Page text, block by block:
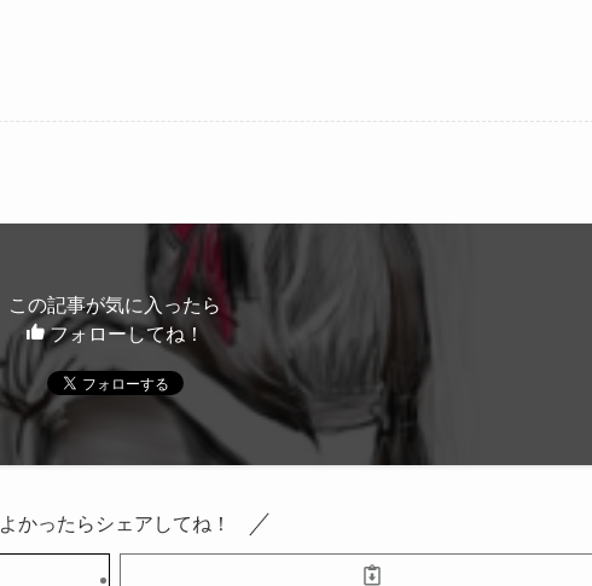
この記事が気に入ったら
フォローしてね！
よかったらシェアしてね！